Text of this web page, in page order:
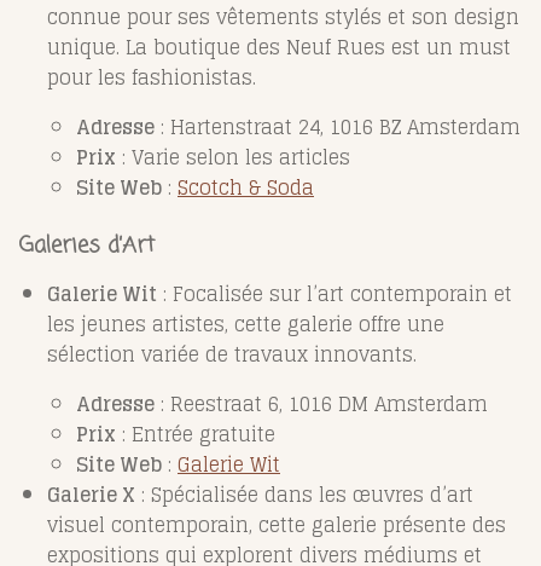
connue pour ses vêtements stylés et son design
unique. La boutique des Neuf Rues est un must
pour les fashionistas.
Adresse : Hartenstraat 24, 1016 BZ Amsterdam
Prix : Varie selon les articles
Site Web : Scotch & Soda
Galeries d’Art
Galerie Wit : Focalisée sur l’art contemporain et
les jeunes artistes, cette galerie offre une
sélection variée de travaux innovants.
Adresse : Reestraat 6, 1016 DM Amsterdam
Prix : Entrée gratuite
Site Web : Galerie Wit
Galerie X : Spécialisée dans les œuvres d’art
visuel contemporain, cette galerie présente des
expositions qui explorent divers médiums et